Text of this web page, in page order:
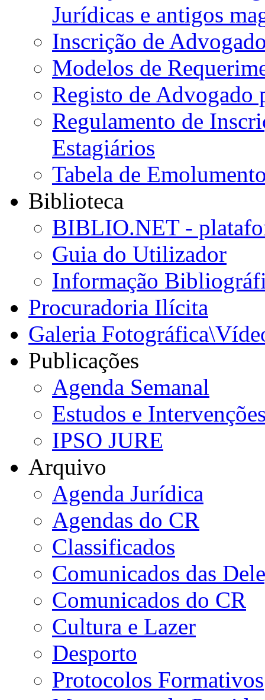
Jurídicas e antigos
Inscrição de
Modelos de
Registo de Advogado
Regulamento de
Estagiários
Tabela de
Biblioteca
BIBLIO.NET -
Guia do Utilizador
Informação
Procuradoria Ilícita
Galeria
Publicações
Agenda Semanal
Estudos e
IPSO JURE
Arquivo
Agenda Jurídica
Agendas do CR
Classificados
Comunicados das
Comunicados do CR
Cultura e Lazer
Desporto
Protocolos Formativos